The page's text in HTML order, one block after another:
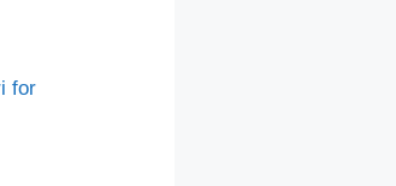
for